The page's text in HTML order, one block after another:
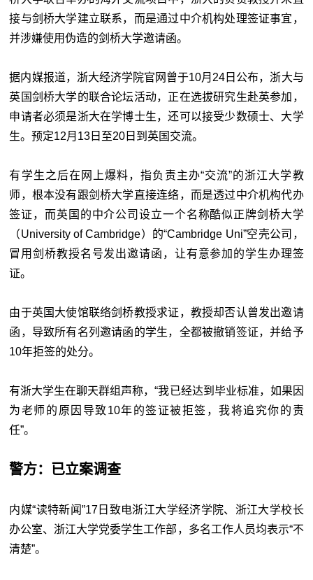
接与剑桥大学建立联系，而是通过中介机构处理签证事宜，
并涉嫌使用伪造的剑桥大学邀请函。
据内媒报道，浙大经济学院官网曾于10月24日公布，浙大与
英国剑桥大学的联合论坛活动，正在选拔研究生赴英参加，
申请者必须是浙大在学博士生，还可以接受少数硕士、大学
生。预定12月13日至20日到英国交流。
有学生之后在网上爆料，指负责主办“交流”的浙江大学教
师，根本没有跟剑桥大学直接连络，而是透过中介机构代办
签证，而英国的中介公司设立一个名称酷似正牌剑桥大学
（University of Cambridge）的“Cambridge Uni”空壳公司，
冒用剑桥教授名号发出邀请函，让有意参加的学生办理签
证。
由于英国大使馆联络剑桥教授求证，教授却否认曾发出邀请
函，导致所有名列邀请函的学生，全都被撤销签证，并给予
10年拒签的处分。
有浙大学生在聊天群组声称，“我已经达到毕业标准，如果因
为老师的原因导致10年的签证被拒签，我将追究你的责
任”。
警方：已立案调查
内媒“读特新闻”17日致电浙江大学经济学院、浙江大学校长
办公室、浙江大学党委学生工作部，多名工作人员均表示“不
清楚”。